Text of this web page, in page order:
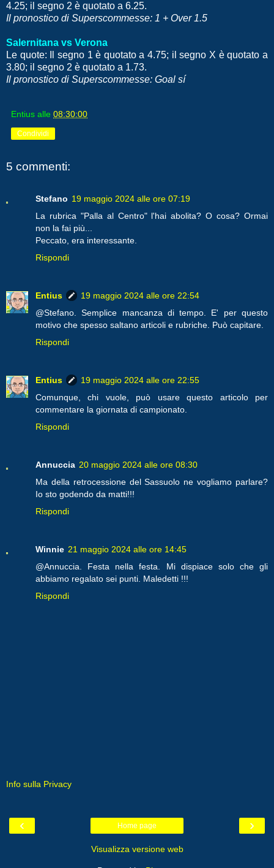
4.25; il segno 2 è quotato a 6.25.
Il pronostico di Superscommesse: 1 + Over 1.5
Salernitana vs Verona
Le quote: Il segno 1 è quotato a 4.75; il segno X è quotato a
3.80; il segno 2 è quotato a 1.73.
Il pronostico di Superscommesse: Goal sí
Entius alle 08:30:00
Condividi
5 commenti:
Stefano 19 maggio 2024 alle ore 07:19
La rubrica "Palla al Centro" l'hai abolita? O cosa? Ormai
non la fai più...
Peccato, era interessante.
Rispondi
Entius
19 maggio 2024 alle ore 22:54
@Stefano. Semplice mancanza di tempo. E' per questo
motivo che spesso saltano articoli e rubriche. Può capitare.
Rispondi
Entius
19 maggio 2024 alle ore 22:55
Comunque, chi vuole, può usare questo articolo per
commentare la giornata di campionato.
Rispondi
Annuccia 20 maggio 2024 alle ore 08:30
Ma della retrocessione del Sassuolo ne vogliamo parlare?
Io sto godendo da matti!!!
Rispondi
Winnie 21 maggio 2024 alle ore 14:45
@Annuccia. Festa nella festa. Mi dispiace solo che gli
abbiamo regalato sei punti. Maledetti !!!
Rispondi
Info sulla Privacy
‹ ›
Home page
Visualizza versione web